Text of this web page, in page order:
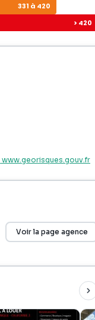
331 à 420
> 420
www.georisques.gouv.fr
Voir la page agence